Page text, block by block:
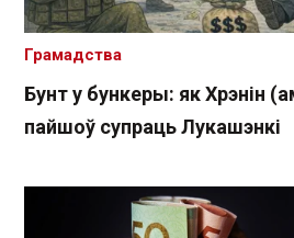
Бунт у бункеры: як Хрэнін
пайшоў супраць Лукашэнкі
Грамадства